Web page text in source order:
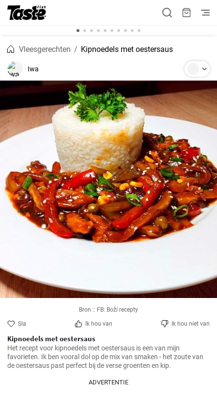
Vleesgerechten Kipnoedels met oestersaus
Iwa
Bron :: FB: Boží recepty
Sla Ik hou van Ik hou niet van
Kipnoedels met oestersaus
Het recept voor kipnoedels met oestersaus is een van mijn
favorieten. Ik ben vooral dol op de mix van smaken - het zoute van
de oestersaus past perfect bij de verse groenten en kip.
ADVERTENTIE